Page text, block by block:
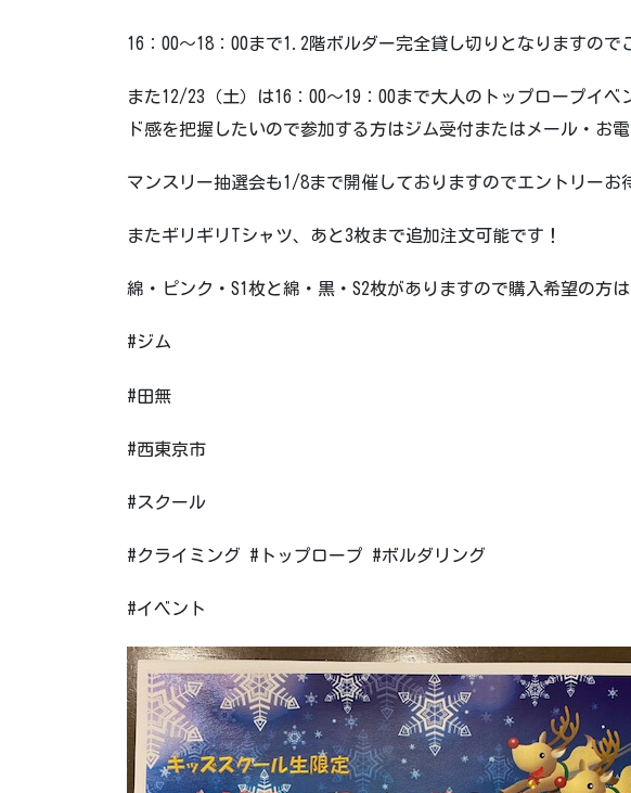
16：00～18：00まで1.2階ボルダー完全貸し切りとなりますので
また12/23（土）は16：00～19：00まで大人のトップロープイ
ド感を把握したいので参加する方はジム受付またはメール・お
マンスリー抽選会も1/8まで開催しておりますのでエントリーお
またギリギリTシャツ、あと3枚まで追加注文可能です！
綿・ピンク・S1枚と綿・黒・S2枚がありますので購入希望の方
#ジム
#田無
#西東京市
#スクール
#クライミング #トップロープ #ボルダリング
#イベント